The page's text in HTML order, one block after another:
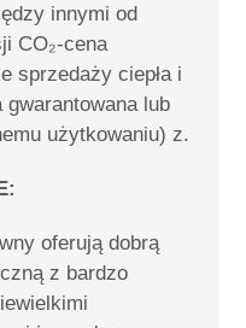
innymiod
CO₂-cena
sprzedaży ciepła i
lub
użytkowaniu)z.
oferują dobrą
z bardzo